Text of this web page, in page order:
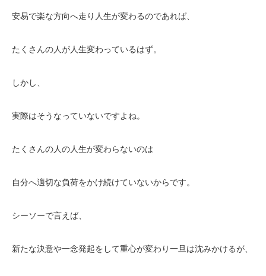
安易で楽な方向へ走り人生が変わるのであれば、
たくさんの人が人生変わっているはず。
しかし、
実際はそうなっていないですよね。
たくさんの人の人生が変わらないのは
自分へ適切な負荷をかけ続けていないからです。
シーソーで言えば、
新たな決意や一念発起をして重心が変わり一旦は沈みかけるが、